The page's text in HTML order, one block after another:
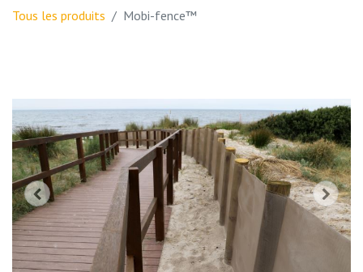
Tous les produits Mobi-fence™